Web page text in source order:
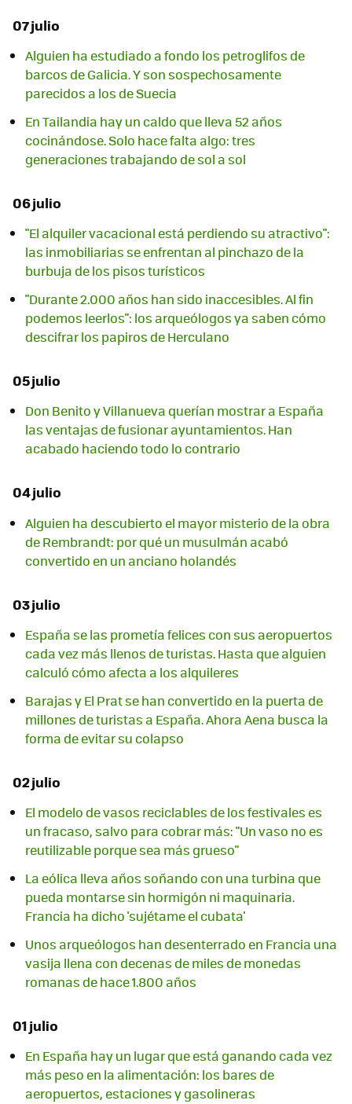
07 julio
Alguien ha estudiado a fondo los petroglifos de
barcos de Galicia. Y son sospechosamente
parecidos a los de Suecia
En Tailandia hay un caldo que lleva 52 años
cocinándose. Solo hace falta algo: tres
generaciones trabajando de sol a sol
06 julio
"El alquiler vacacional está perdiendo su atractivo":
las inmobiliarias se enfrentan al pinchazo de la
burbuja de los pisos turísticos
"Durante 2.000 años han sido inaccesibles. Al fin
podemos leerlos": los arqueólogos ya saben cómo
descifrar los papiros de Herculano
05 julio
Don Benito y Villanueva querían mostrar a España
las ventajas de fusionar ayuntamientos. Han
acabado haciendo todo lo contrario
04 julio
Alguien ha descubierto el mayor misterio de la obra
de Rembrandt: por qué un musulmán acabó
convertido en un anciano holandés
03 julio
España se las prometía felices con sus aeropuertos
cada vez más llenos de turistas. Hasta que alguien
calculó cómo afecta a los alquileres
Barajas y El Prat se han convertido en la puerta de
millones de turistas a España. Ahora Aena busca la
forma de evitar su colapso
02 julio
El modelo de vasos reciclables de los festivales es
un fracaso, salvo para cobrar más: "Un vaso no es
reutilizable porque sea más grueso"
La eólica lleva años soñando con una turbina que
pueda montarse sin hormigón ni maquinaria.
Francia ha dicho 'sujétame el cubata'
Unos arqueólogos han desenterrado en Francia una
vasija llena con decenas de miles de monedas
romanas de hace 1.800 años
01 julio
En España hay un lugar que está ganando cada vez
más peso en la alimentación: los bares de
aeropuertos, estaciones y gasolineras